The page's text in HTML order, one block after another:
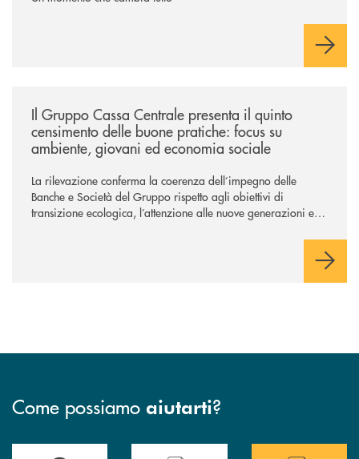
Il Gruppo Cassa Centrale presenta il quinto
censimento delle buone pratiche: focus su
ambiente, giovani ed economia sociale
La rilevazione conferma la coerenza dell’impegno delle
Banche e Società del Gruppo rispetto agli obiettivi di
transizione ecologica, l’attenzione alle nuove generazioni e
attori chiave delle comunità locali. Installate 246 colonnine di
Come possiamo aiutarti?